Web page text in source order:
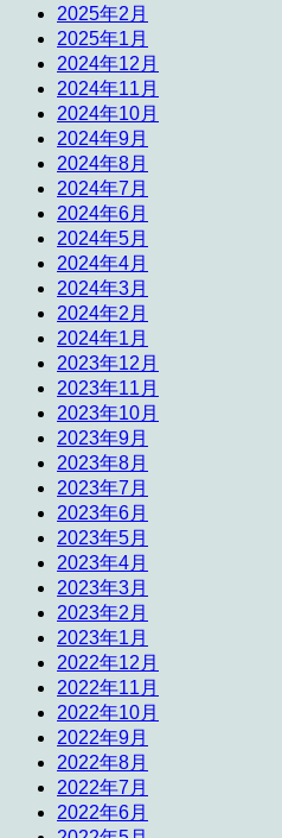
2025年2月
2025年1月
2024年12月
2024年11月
2024年10月
2024年9月
2024年8月
2024年7月
2024年6月
2024年5月
2024年4月
2024年3月
2024年2月
2024年1月
2023年12月
2023年11月
2023年10月
2023年9月
2023年8月
2023年7月
2023年6月
2023年5月
2023年4月
2023年3月
2023年2月
2023年1月
2022年12月
2022年11月
2022年10月
2022年9月
2022年8月
2022年7月
2022年6月